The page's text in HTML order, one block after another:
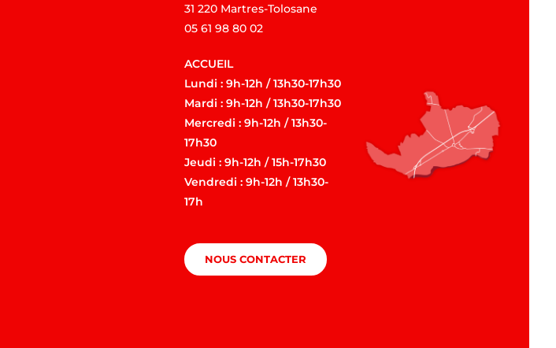
31 220 Martres-Tolosane
05 61 98 80 02
ACCUEIL
Lundi : 9h-12h / 13h30-17h30
Mardi : 9h-12h / 13h30-17h30
Mercredi : 9h-12h / 13h30-
17h30
Jeudi : 9h-12h / 15h-17h30
Vendredi : 9h-12h / 13h30-
17h
NOUS CONTACTER